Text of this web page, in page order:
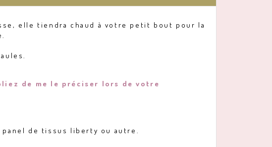
elle tiendra chaud à votre petit bout pour la
de me le préciser lors de votre
de tissus liberty ou autre.